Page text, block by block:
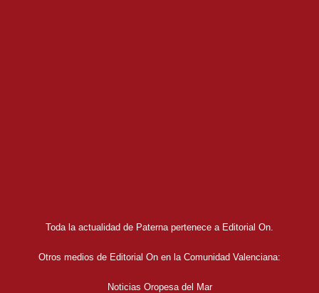
Toda la actualidad de Paterna pertenece a Editorial On.
Otros medios de Editorial On en la Comunidad Valenciana:
Noticias Oropesa del Mar